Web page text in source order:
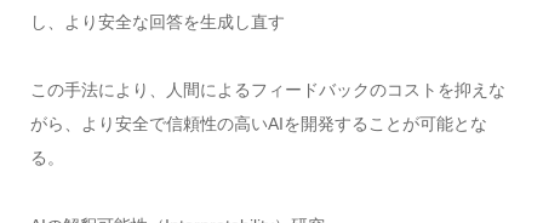
し、より安全な回答を生成し直す
この手法により、人間によるフィードバックのコストを抑えな
がら、より安全で信頼性の高いAIを開発することが可能とな
る。